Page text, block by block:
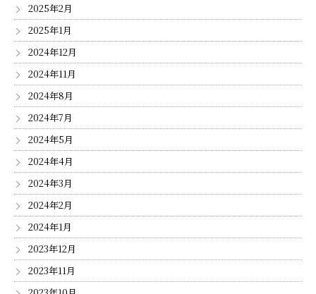
2025年2月
2025年1月
2024年12月
2024年11月
2024年8月
2024年7月
2024年5月
2024年4月
2024年3月
2024年2月
2024年1月
2023年12月
2023年11月